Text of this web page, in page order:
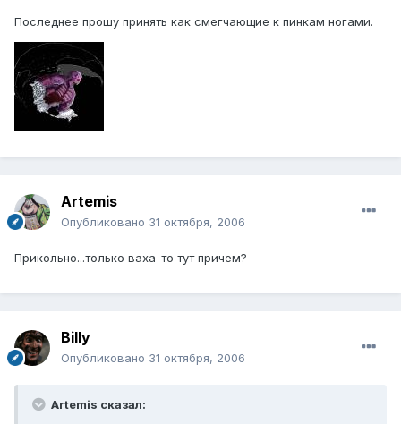
Последнее прошу принять как смегчающие к пинкам ногами.
Artemis
Опубликовано 31 октября, 2006
Прикольно...только ваха-то тут причем?
Billy
Опубликовано 31 октября, 2006
Artemis сказал: